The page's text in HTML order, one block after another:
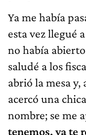
Ya me había
esta vez llegué
no había
saludé a los
abrió la mesa y,
acercó una
nombre; se me
tenemos, ya te